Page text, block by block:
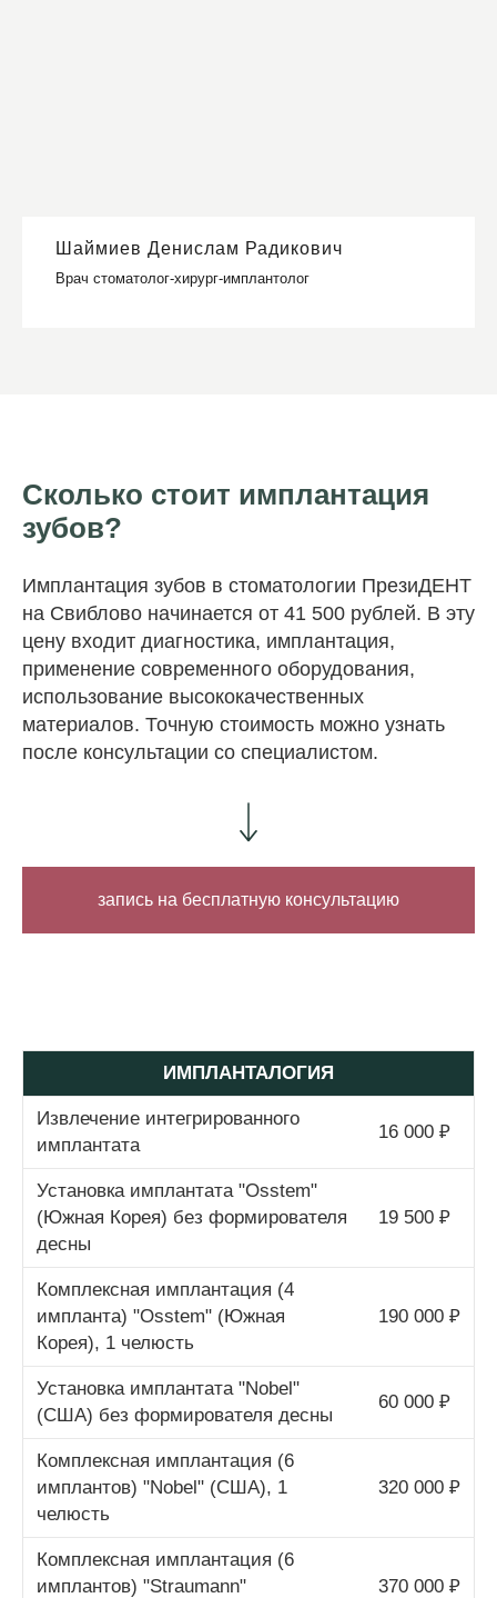
Шаймиев Денислам Радикович
Врач стоматолог-хирург-имплантолог
Сколько стоит имплантация
зубов?
Имплантация зубов в стоматологии ПрезиДЕНТ
на Свиблово начинается от 41 500 рублей. В эту
цену входит диагностика, имплантация,
применение современного оборудования,
использование высококачественных
материалов. Точную стоимость можно узнать
после консультации со специалистом.
запись на бесплатную консультацию
ИМПЛАНТАЛОГИЯ
Извлечение интегрированного
имплантата
16 000 ₽
Установка имплантата "Osstem"
(Южная Корея) без формирователя
десны
19 500 ₽
Комплексная имплантация (4
импланта) "Osstem" (Южная
Корея), 1 челюсть
190 000 ₽
Установка имплантата "Nobel"
(США) без формирователя десны
60 000 ₽
Комплексная имплантация (6
имплантов) "Nobel" (США), 1
челюсть
320 000 ₽
Комплексная имплантация (6
имплантов) "Straumann"
370 000 ₽